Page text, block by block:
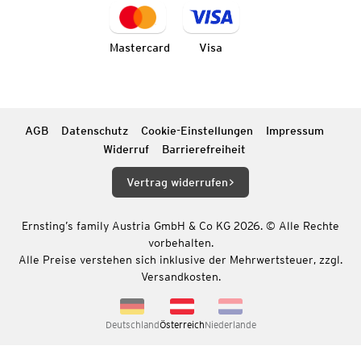
Mastercard Visa
AGB Datenschutz Cookie-Einstellungen
Impressum
Widerruf
Barrierefreiheit
Vertrag widerrufen
Ernsting’s family Austria GmbH & Co KG 2026. © Alle Rechte
vorbehalten.
Alle Preise verstehen sich inklusive der Mehrwertsteuer, zzgl.
Versandkosten.
DeutschlandÖsterreichNiederlande